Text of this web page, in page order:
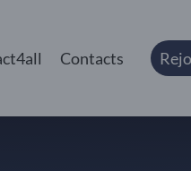
Contacts